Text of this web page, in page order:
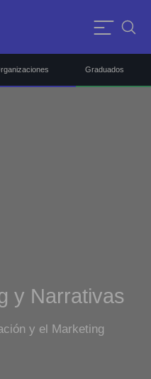
Graduados
y Narrativas
y el Marketing